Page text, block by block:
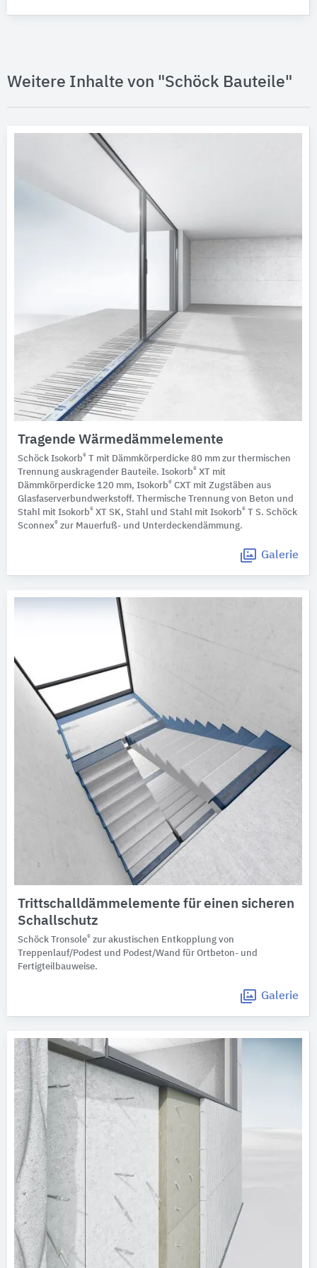
Weitere Inhalte von "Schöck Bauteile"
Tragende Wärmedämmelemente
Schöck Isokorb®
T mit Dämmkörperdicke 80 mm zur thermischen
Trennung auskragender Bauteile. Isokorb® XT mit
Dämmkörperdicke 120 mm, Isokorb® CXT mit Zugstäben aus
Glasfaserverbundwerkstoff. Thermische Trennung von Beton und
Stahl mit Isokorb® XT SK, Stahl und Stahl mit Isokorb®
T S. Schöck
Sconnex® zur Mauerfuß- und Unterdeckendämmung.
Galerie
Trittschalldämmelemente für einen sicheren
Schallschutz
Schöck Tronsole® zur akustischen Entkopplung von
Treppenlauf/Podest und Podest/Wand für Ortbeton- und
Fertigteilbauweise.
Galerie